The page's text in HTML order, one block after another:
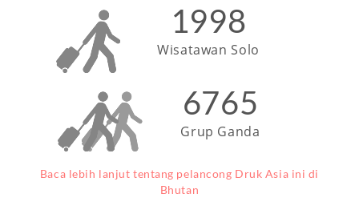
1998
Wisatawan Solo
6765
Grup Ganda
Baca lebih lanjut tentang pelancong Druk Asia ini di
Bhutan